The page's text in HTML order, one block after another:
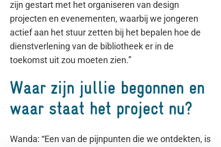
zijn gestart met het organiseren van design
projecten en evenementen, waarbij we jongeren
actief aan het stuur zetten bij het bepalen hoe de
dienstverlening van de bibliotheek er in de
toekomst uit zou moeten zien.”
Waar zijn jullie begonnen en
waar staat het project nu?
Wanda: “Een van de pijnpunten die we ontdekten, is